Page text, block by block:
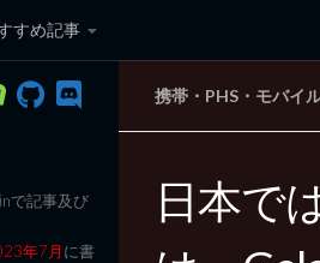
すめ記事
ピュータ日記
携帯・PHS・モバイ
日本で
で記事及び
年7月に書